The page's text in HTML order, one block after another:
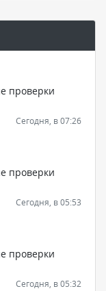
проверки
Сегодня, в 07:26
проверки
Сегодня, в 05:53
проверки
Сегодня, в 05:32